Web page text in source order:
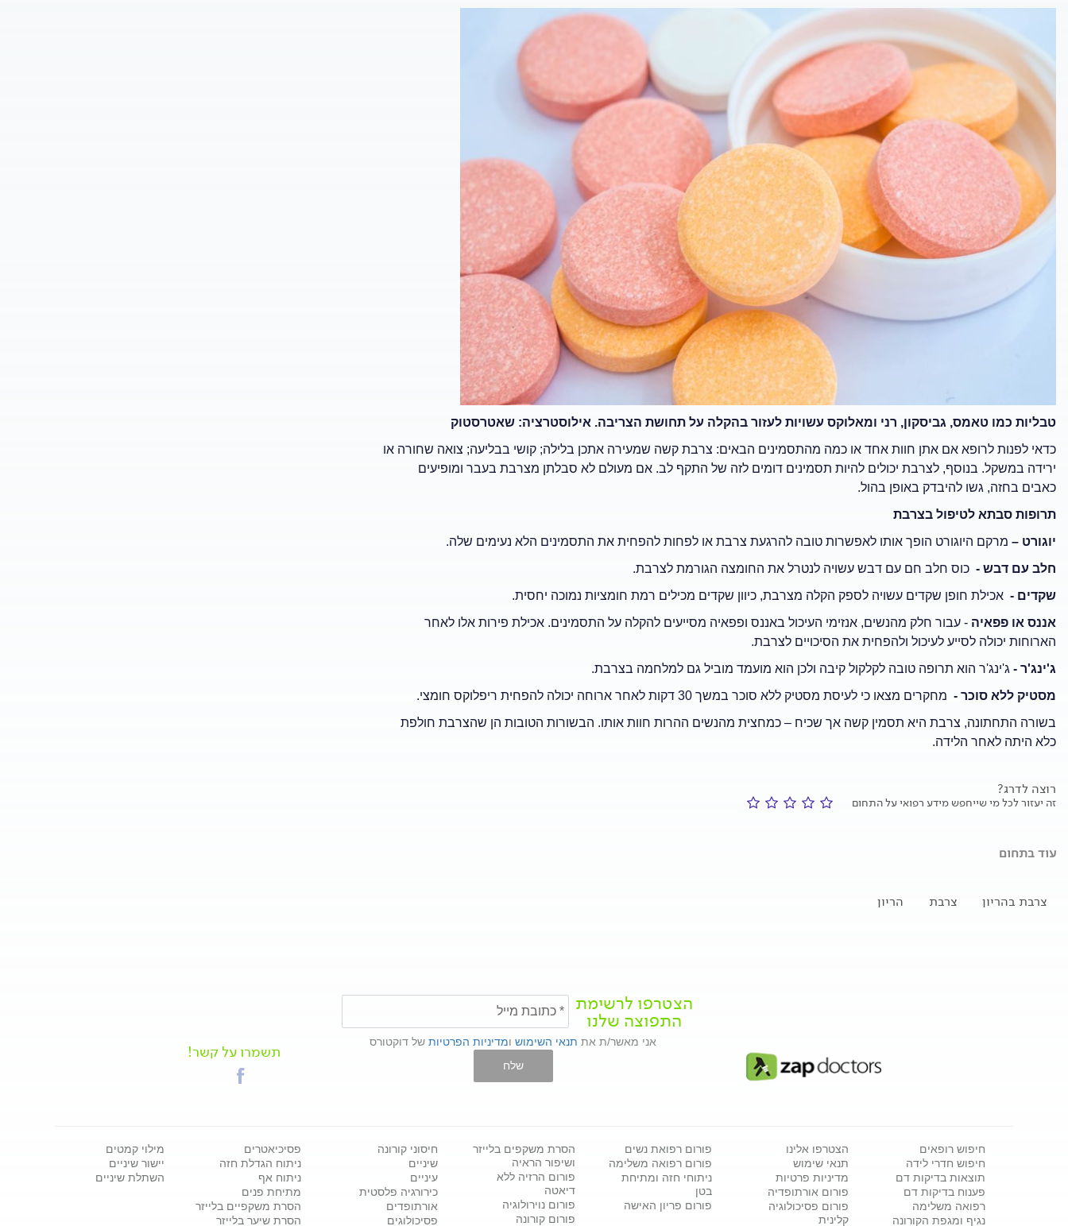
טבליות כמו טאמס, גביסקון, רני ומאלוקס עשויות לעזור בהקלה על תחושת הצריבה. אילוסטרציה: שאטרסטוק
כדאי לפנות לרופא אם אתן חוות אחד או כמה מהתסמינים הבאים: צרבת קשה שמעירה אתכן בלילה; קושי בבליעה; צואה שחורה או
ירידה במשקל. בנוסף, לצרבת יכולים להיות תסמינים דומים לזה של התקף לב. אם מעולם לא סבלתן מצרבת בעבר ומופיעים
כאבים בחזה, גשו להיבדק באופן בהול.
תרופות סבתא לטיפול בצרבת
יוגורט – מרקם היוגורט הופך אותו לאפשרות טובה להרגעת צרבת או לפחות להפחית את התסמינים הלא נעימים שלה.
חלב עם דבש - כוס חלב חם עם דבש עשויה לנטרל את החומצה הגורמת לצרבת.
שקדים - אכילת חופן שקדים עשויה לספק הקלה מצרבת, כיוון שקדים מכילים רמת חומציות נמוכה יחסית.
אננס או פפאיה - עבור חלק מהנשים, אנזימי העיכול באננס ופפאיה מסייעים להקלה על התסמינים. אכילת פירות אלו לאחר
הארוחות יכולה לסייע לעיכול ולהפחית את הסיכויים לצרבת.
ג'ינג'ר - ג'ינג'ר הוא תרופה טובה לקלקול קיבה ולכן הוא מועמד מוביל גם למלחמה בצרבת.
מסטיק ללא סוכר - מחקרים מצאו כי לעיסת מסטיק ללא סוכר במשך 30 דקות לאחר ארוחה יכולה להפחית ריפלוקס חומצי.
בשורה התחתונה, צרבת היא תסמין קשה אך שכיח – כמחצית מהנשים ההרות חוות אותו. הבשורות הטובות הן שהצרבת חולפת
כלא היתה לאחר הלידה.
רוצה לדרג?
זה יעזור לכל מי שייחפש מידע רפואי על התחום
עוד בתחום
צרבת בהריון צרבת הריון
הצטרפו לרשימת
התפוצה שלנו
אני מאשר/ת את תנאי השימוש ומדיניות הפרטיות של דוקטורס
שלח
תשמרו על קשר!
חיפוש רופאים
חיפוש חדרי לידה
תוצאות בדיקות דם
פענוח בדיקות דם
רפואה משלימה
נגיף ומגפת הקורונה
הצטרפו אלינו
תנאי שימוש
מדיניות פרטיות
פורום אורתופדיה
פורום פסיכולוגיה
קלינית
פורום רפואת נשים
פורום רפואה משלימה
ניתוחי חזה ומתיחת
בטן
פורום פריון האישה
הסרת משקפים בלייזר
ושיפור הראיה
פורום הרזיה ללא
דיאטה
פורום נוירולוגיה
פורום קורונה
חיסוני קורונה
שיניים
עיניים
כירורגיה פלסטית
אורתופדים
פסיכולוגים
פסיכיאטרים
ניתוח הגדלת חזה
ניתוח אף
מתיחת פנים
הסרת משקפיים בלייזר
הסרת שיער בלייזר
מילוי קמטים
יישור שיניים
השתלת שיניים